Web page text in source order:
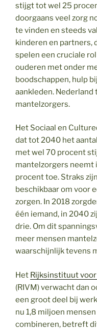
stijgt tot wel 25
doorgaans veel zorg
te vinden en steeds
kinderen en partners,
spelen een cruciale
ouderen met onder
boodschappen, hulp
aankleden.
mantelzorgers.
Het Sociaal en
dat tot 2040 het
met wel 70 procent
mantelzorgers neemt
procent toe. Straks
beschikbaar om voor
zorgen. In 2018
één iemand, in 2040
drie. Om dit
meer mensen
waarschijnlijk tevens
Het Rijksinstituut
(RIVM) verwacht dan
een groot deel bij
nu 1,8 miljoen
combineren, betreft